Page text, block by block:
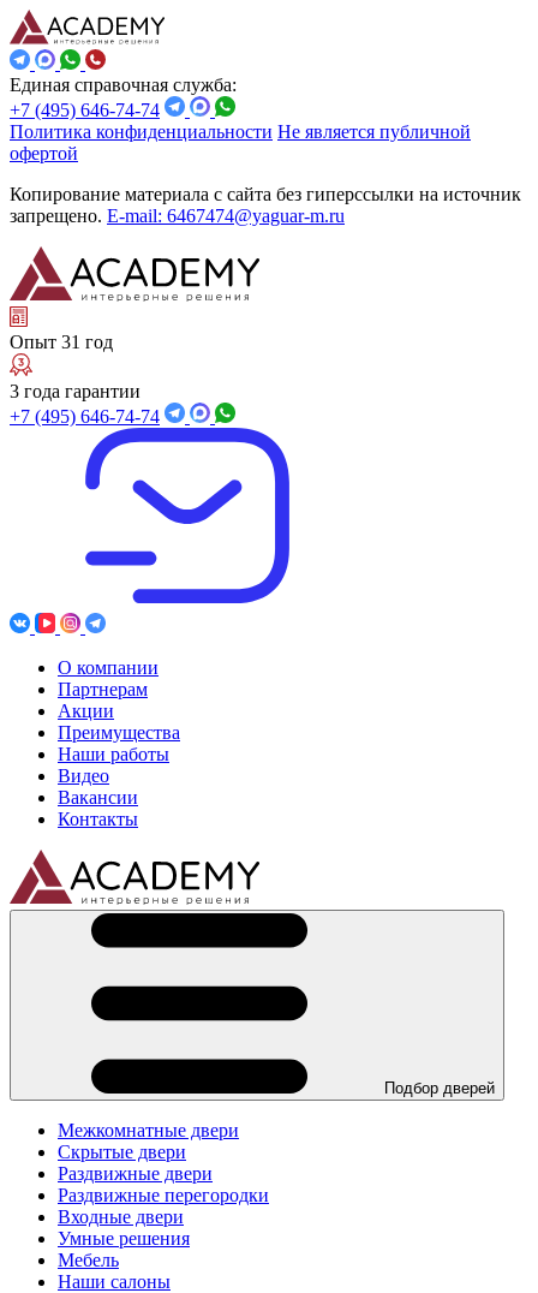
Единая справочная служба:
+7 (495) 646-74-74
Политика конфиденциальности Не является публичной
офертой
Копирование материала с сайта без гиперссылки на источник
запрещено. E-mail: 6467474@yaguar-m.ru
Опыт 31 год
3 года гарантии
+7 (495) 646-74-74
О компании
Партнерам
Акции
Преимущества
Наши работы
Видео
Вакансии
Контакты
Подбор дверей
Межкомнатные двери
Скрытые двери
Раздвижные двери
Раздвижные перегородки
Входные двери
Умные решения
Мебель
Наши салоны